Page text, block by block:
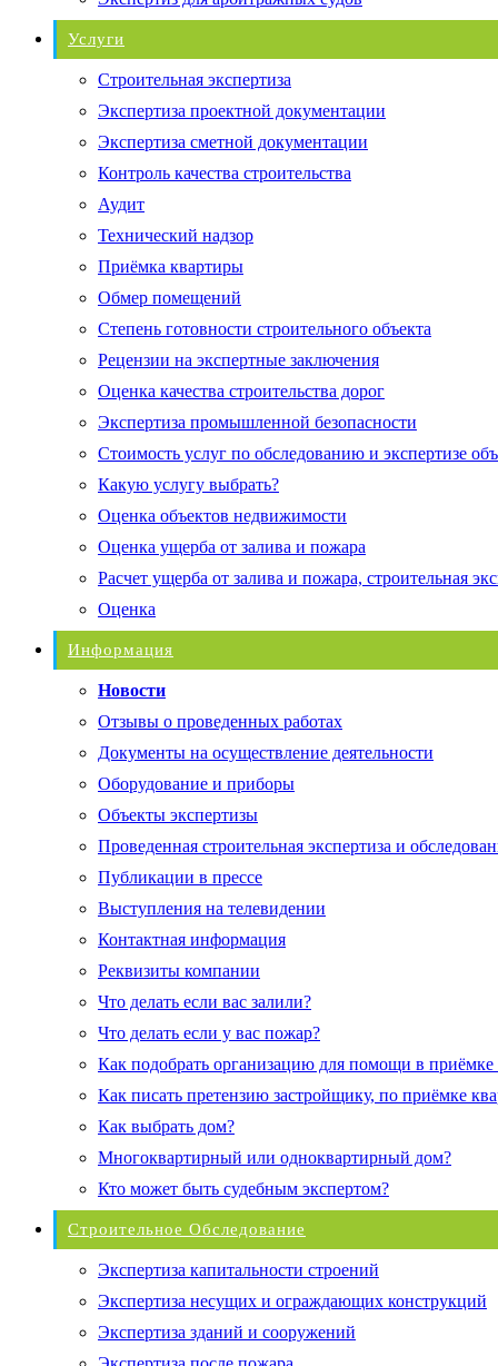
Услуги
Строительная экспертиза
Экспертиза проектной документации
Экспертиза сметной документации
Контроль качества строительства
Аудит
Технический надзор
Приёмка квартиры
Обмер помещений
Степень готовности строительного объекта
Рецензии на экспертные заключения
Оценка качества строительства дорог
Экспертиза промышленной безопасности
Стоимость услуг по обследованию и экспертизе
Какую услугу выбрать?
Оценка объектов недвижимости
Оценка ущерба от залива и пожара
Расчет ущерба от залива и пожара, строительная
Оценка
Информация
Новости
Отзывы о проведенных работах
Документы на осуществление деятельности
Оборудование и приборы
Объекты экспертизы
Проведенная строительная экспертиза и
Публикации в прессе
Выступления на телевидении
Контактная информация
Реквизиты компании
Что делать если вас залили?
Что делать если у вас пожар?
Как подобрать организацию для помощи в приёмке
Как писать претензию застройщику, по приёмке
Как выбрать дом?
Многоквартирный или одноквартирный дом?
Кто может быть судебным экспертом?
Строительное Обследование
Экспертиза капитальности строений
Экспертиза несущих и ограждающих конструкций
Экспертиза зданий и сооружений